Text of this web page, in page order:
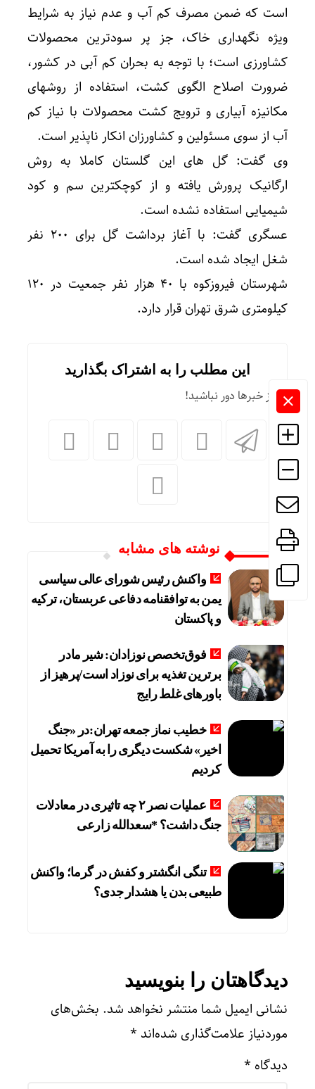
است که ضمن مصرف کم آب و عدم نیاز به شرایط
ویژه نگهداری خاک، جز پر سودترین محصولات
کشاورزی است؛ با توجه به بحران کم آبی در کشور،
ضرورت اصلاح الگوی کشت، استفاده از روشهای
مکانیزه آبیاری و ترویج کشت محصولات با نیاز کم
آب از سوی مسئولین و کشاورزان انکار ناپذیر است.
وی گفت: گل های این گلستان کاملا به روش
ارگانیک پرورش یافته و از کوچکترین سم و کود
شیمیایی استفاده نشده است.
عسگری گفت: با آغاز برداشت گل برای ۲۰۰ نفر
شغل ایجاد شده است.
شهرستان فیروزکوه با ۴۰ هزار نفر جمعیت در ۱۲۰
کیلومتری شرق تهران قرار دارد.
این مطلب را به اشتراک بگذارید
از خبرها دور نباشید!
نوشته های مشابه
واکنش رئیس شورای عالی سیاسی
یمن به توافقنامه دفاعی عربستان، ترکیه
و پاکستان
فوق‌تخصص نوزادان: شیر مادر
برترین تغذیه برای نوزاد است/پرهیز از
باورهای غلط رایج
خطیب نماز جمعه تهران:در «جنگ
اخیر» شکست دیگری را به آمریکا تحمیل
کردیم
عملیات نصر ۲ چه تاثیری در معادلات
جنگ داشت؟ *سعدالله زارعی
تنگی انگشتر و کفش در گرما؛ واکنش
طبیعی بدن یا هشدار جدی؟
دیدگاهتان را بنویسید
نشانی ایمیل شما منتشر نخواهد شد. بخش‌های
موردنیاز علامت‌گذاری شده‌اند *
دیدگاه *